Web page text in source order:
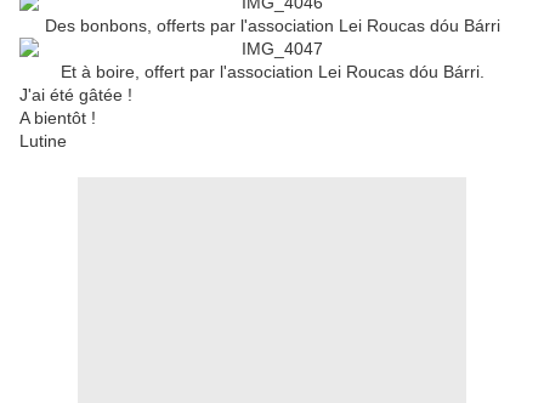
Des bonbons, offerts par l'association Lei Roucas dóu Bárri
Et à boire, offert par l'association Lei Roucas dóu Bárri.
J'ai été gâtée !
A bientôt !
Lutine